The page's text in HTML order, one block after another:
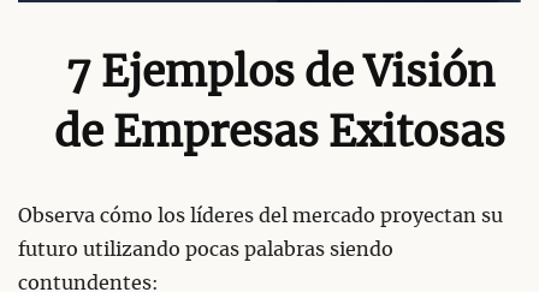
7 Ejemplos de Visión
de Empresas Exitosas
Observa cómo los líderes del mercado proyectan su
futuro utilizando pocas palabras siendo
contundentes: